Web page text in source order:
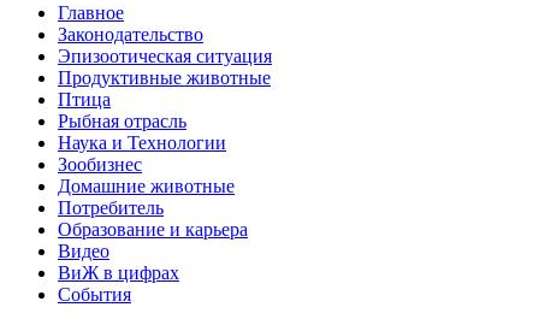
Главное
Законодательство
Эпизоотическая ситуация
Продуктивные животные
Птица
Рыбная отрасль
Наука и Технологии
Зообизнес
Домашние животные
Потребитель
Образование и карьера
Видео
ВиЖ в цифрах
События